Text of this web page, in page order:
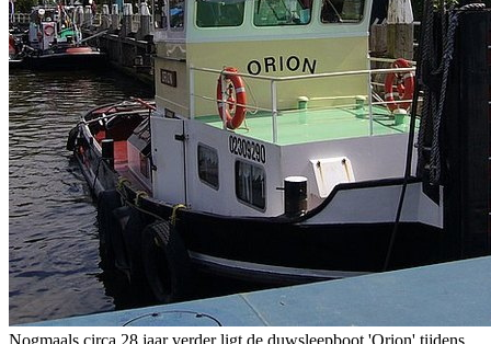
Nogmaals circa 28 jaar verder ligt de duwsleepboot 'Orion' tijdens